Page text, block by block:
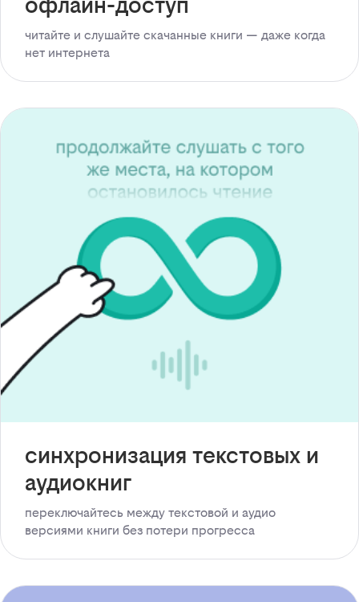
читайте и слушайте скачанные книги — даже когда
нет интернета
синхронизация текстовых и
аудиокниг
переключайтесь между текстовой и аудио
версиями книги без потери прогресса